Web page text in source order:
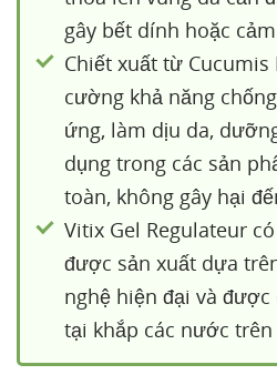
gây bết dính hoặc
Chiết xuất từ
cường khả năng
ứng, làm dịu da,
dụng trong các sản
toàn, không gây hại
Vitix Gel Regulateur
được sản xuất dựa
nghệ hiện đại và
tại khắp các nước